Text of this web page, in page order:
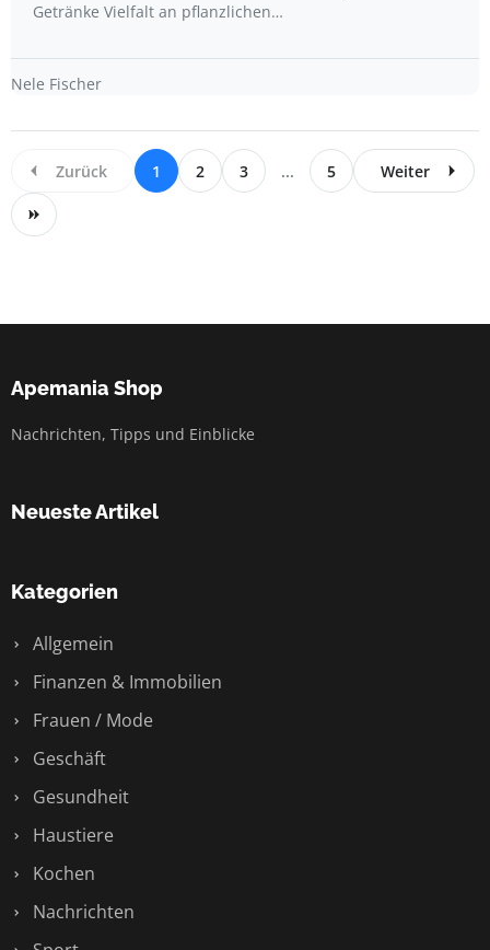
Getränke Vielfalt an pflanzlichen…
Nele Fischer
Zurück 1 2 3 ... 5 Weiter
Apemania Shop
Nachrichten, Tipps und Einblicke
Neueste Artikel
Kategorien
Allgemein
Finanzen & Immobilien
Frauen / Mode
Geschäft
Gesundheit
Haustiere
Kochen
Nachrichten